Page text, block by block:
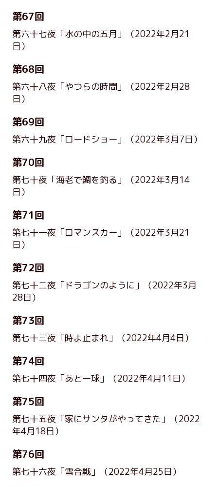
第67回
第六十七夜「水の中の五月」
（2022年2月21
日）
第68回
第六十八夜「やつらの時間」
（2022年2月28
日）
第69回
第六十九夜「ロードショー」 （2022年3月7日）
第70回
第七十夜「海老で鯛を釣る」
（2022年3月14
日）
第71回
第七十一夜「ロマンスカー」
（2022年3月21
日）
第72回
第七十二夜「ドラゴンのように」
（2022年3月
28日）
第73回
第七十三夜「時よ止まれ」 （2022年4月4日）
第74回
第七十四夜「あと一球」 （2022年4月11日）
第75回
第七十五夜「家にサンタがやってきた」
（2022
年4月18日）
第76回
第七十六夜「雪合戦」 （2022年4月25日）